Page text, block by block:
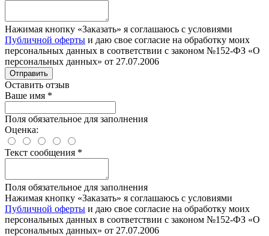
Нажимая кнопку «Заказать» я соглашаюсь с условиями
Публичной оферты и даю свое согласие на обработку моих
персональных данных в соответствии с законом №152-ФЗ «О
персональных данных» от 27.07.2006
Отправить
Оставить отзыв
Ваше имя *
Поля обязательное для заполнения
Оценка:
Текст сообщения *
Поля обязательное для заполнения
Нажимая кнопку «Заказать» я соглашаюсь с условиями
Публичной оферты и даю свое согласие на обработку моих
персональных данных в соответствии с законом №152-ФЗ «О
персональных данных» от 27.07.2006